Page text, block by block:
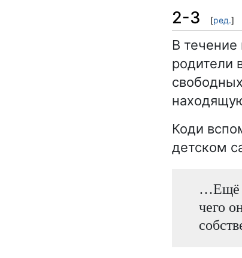
2-3 [ред.]
В
родители
Коди
детском
…Ещё
чего